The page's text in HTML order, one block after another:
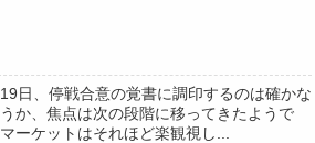
日、停戦合意の覚書に調印するのは確かな
か、焦点は次の段階に移ってきたようで
ーケットはそれほど楽観視し...